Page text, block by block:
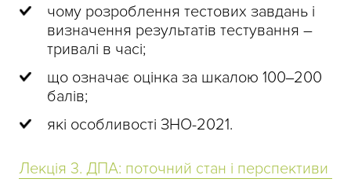
чому розроблення тестових завдань і
визначення результатів тестування –
тривалі в часі;
що означає оцінка за шкалою 100‒200
балів;
які особливості ЗНО-2021.
Лекція 3. ДПА: поточний стан і перспективи